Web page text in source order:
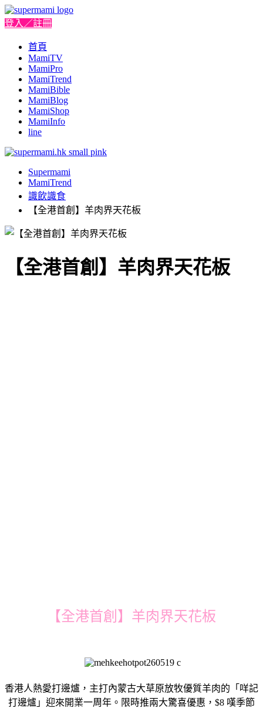
登入／註冊
首頁
MamiTV
MamiPro
MamiTrend
MamiBible
MamiBlog
MamiShop
MamiInfo
line
Supermami
MamiTrend
識飲識食
【全港首創】羊肉界天花板
【全港首創】羊肉界天花板
【全港首創】羊肉界天花板
香港人熱愛打邊爐，主打內蒙古大草原放牧優質羊肉的「咩記
打邊爐」迎來開業一周年。限時推兩大驚喜優惠，$8 嘆季節